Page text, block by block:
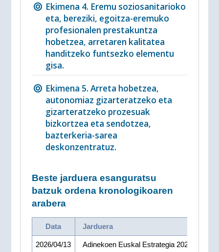
Ekimena 4. Eremu soziosanitarioko
eta, bereziki, egoitza-eremuko
profesionalen prestakuntza
hobetzea, arretaren kalitatea
handitzeko funtsezko elementu
gisa.
Ekimena 5. Arreta hobetzea,
autonomiaz gizarteratzeko eta
gizarteratzeko prozesuak
bizkortzea eta sendotzea,
bazterkeria-sarea
deskonzentratuz.
Beste jarduera esanguratsu
batzuk ordena kronologikoaren
arabera
Data Jarduera
2026/04/13
Adinekoen Euskal Estrategia 2026-2029.